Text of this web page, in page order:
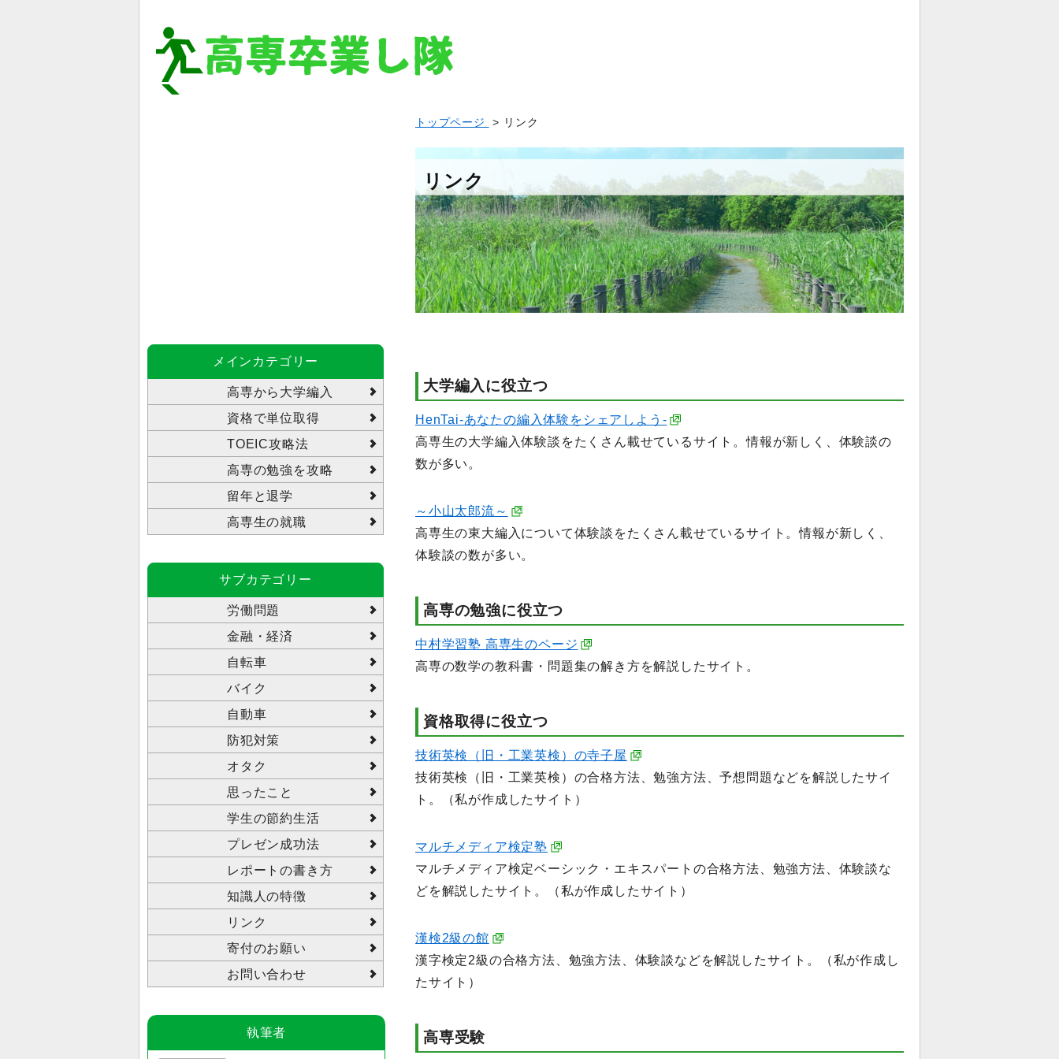
トップページ > リンク
リンク
大学編入に役立つ
HenTai-あなたの編入体験をシェアしよう-
高専生の大学編入体験談をたくさん載せているサイト。情報が新しく、体験談の
数が多い。
～小山太郎流～
高専生の東大編入について体験談をたくさん載せているサイト。情報が新しく、
体験談の数が多い。
高専の勉強に役立つ
中村学習塾 高専生のページ
高専の数学の教科書・問題集の解き方を解説したサイト。
資格取得に役立つ
技術英検（旧・工業英検）の寺子屋
技術英検（旧・工業英検）の合格方法、勉強方法、予想問題などを解説したサイ
ト。（私が作成したサイト）
マルチメディア検定塾
マルチメディア検定ベーシック・エキスパートの合格方法、勉強方法、体験談な
どを解説したサイト。（私が作成したサイト）
漢検2級の館
漢字検定2級の合格方法、勉強方法、体験談などを解説したサイト。（私が作成し
たサイト）
高専受験
メインカテゴリー
高専から大学編入
資格で単位取得
TOEIC攻略法
高専の勉強を攻略
留年と退学
高専生の就職
サブカテゴリー
労働問題
金融・経済
自転車
バイク
自動車
防犯対策
オタク
思ったこと
学生の節約生活
プレゼン成功法
レポートの書き方
知識人の特徴
リンク
寄付のお願い
お問い合わせ
執筆者